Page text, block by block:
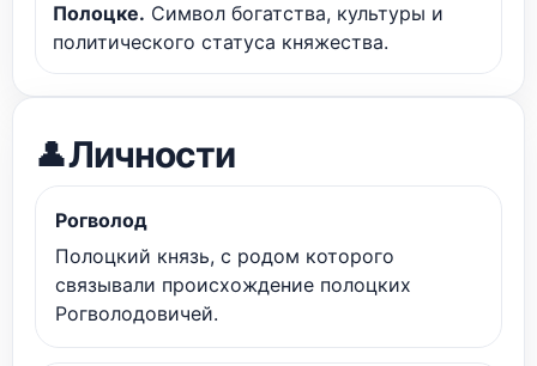
Полоцке. Символ богатства, культуры и
политического статуса княжества.
👤Личности
Рогволод
Полоцкий князь, с родом которого
связывали происхождение полоцких
Рогволодовичей.